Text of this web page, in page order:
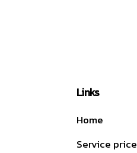
Links
Home
Service price